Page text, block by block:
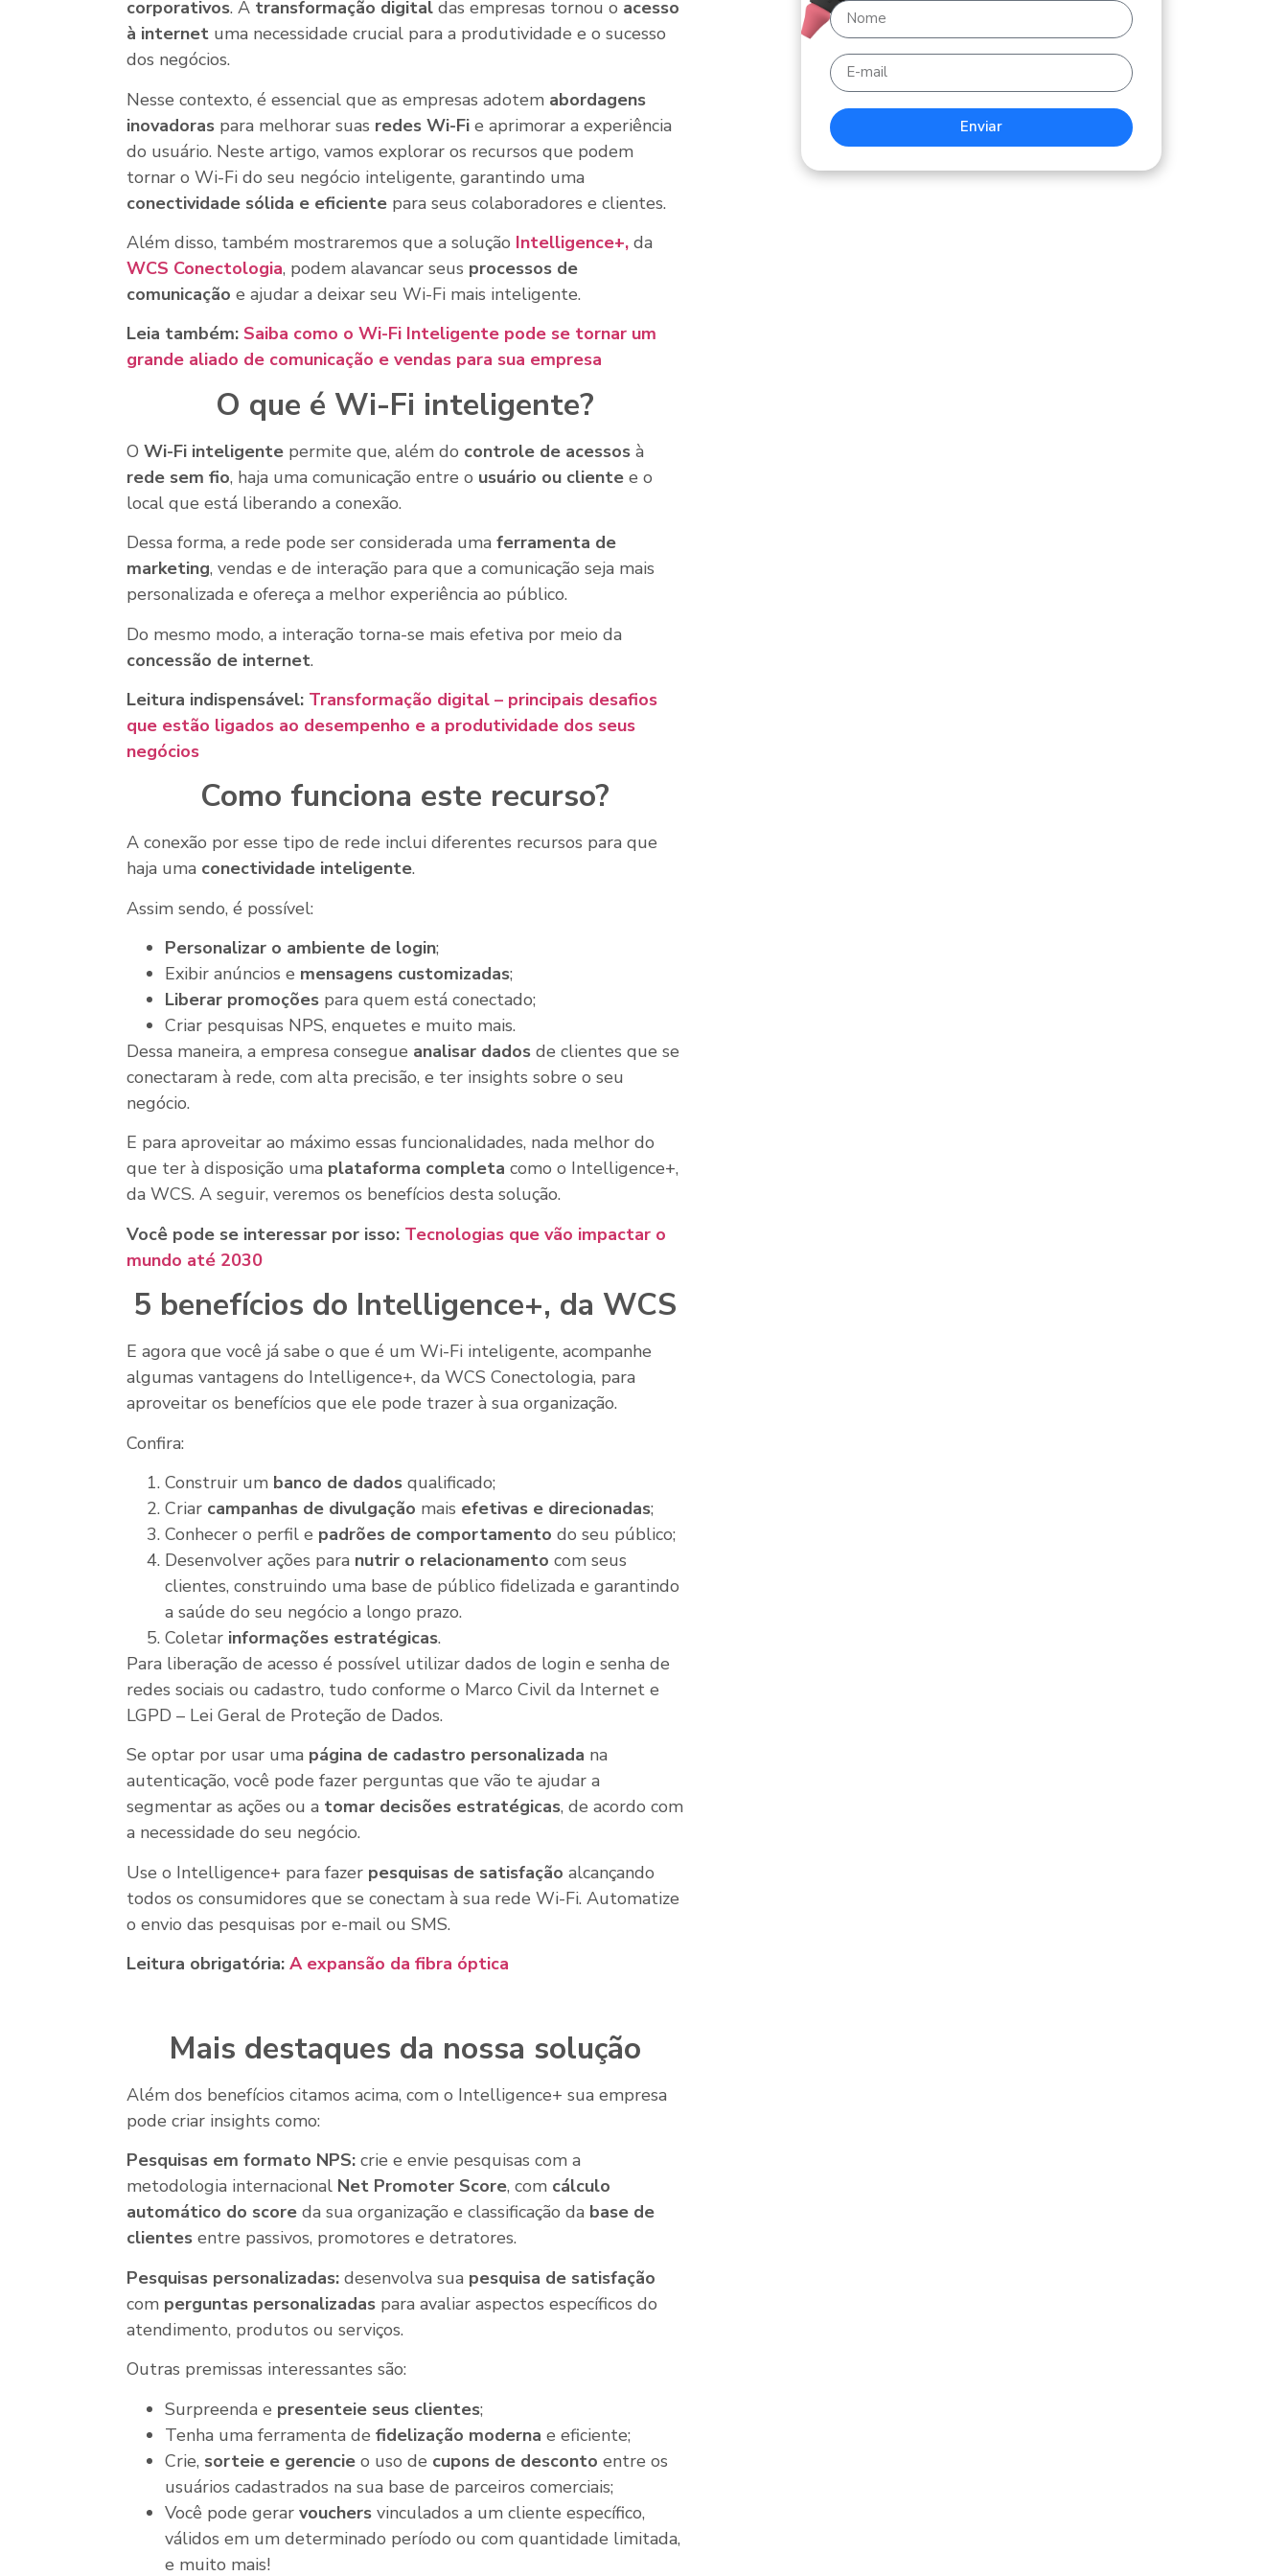
corporativos. A transformação digital das empresas tornou o acesso
à internet uma necessidade crucial para a produtividade e o sucesso
dos negócios.
Nesse contexto, é essencial que as empresas adotem abordagens
inovadoras para melhorar suas redes Wi-Fi e aprimorar a experiência
do usuário. Neste artigo, vamos explorar os recursos que podem
tornar o Wi-Fi do seu negócio inteligente, garantindo uma
conectividade sólida e eficiente para seus colaboradores e clientes.
Além disso, também mostraremos que a solução Intelligence+, da
WCS Conectologia, podem alavancar seus processos de
comunicação e ajudar a deixar seu Wi-Fi mais inteligente.
Leia também: Saiba como o Wi-Fi Inteligente pode se tornar um
grande aliado de comunicação e vendas para sua empresa
O que é Wi-Fi inteligente?
O Wi-Fi inteligente permite que, além do controle de acessos à
rede sem fio, haja uma comunicação entre o usuário ou cliente e o
local que está liberando a conexão.
Dessa forma, a rede pode ser considerada uma ferramenta de
marketing, vendas e de interação para que a comunicação seja mais
personalizada e ofereça a melhor experiência ao público.
Do mesmo modo, a interação torna-se mais efetiva por meio da
concessão de internet.
Leitura indispensável: Transformação digital – principais desafios
que estão ligados ao desempenho e a produtividade dos seus
negócios
Como funciona este recurso?
A conexão por esse tipo de rede inclui diferentes recursos para que
haja uma conectividade inteligente.
Assim sendo, é possível:
Personalizar o ambiente de login;
Exibir anúncios e mensagens customizadas;
Liberar promoções para quem está conectado;
Criar pesquisas NPS, enquetes e muito mais.
Dessa maneira, a empresa consegue analisar dados de clientes que se
conectaram à rede, com alta precisão, e ter insights sobre o seu
negócio.
E para aproveitar ao máximo essas funcionalidades, nada melhor do
que ter à disposição uma plataforma completa como o Intelligence+,
da WCS. A seguir, veremos os benefícios desta solução.
Você pode se interessar por isso: Tecnologias que vão impactar o
mundo até 2030
5 benefícios do Intelligence+, da WCS
E agora que você já sabe o que é um Wi-Fi inteligente, acompanhe
algumas vantagens do Intelligence+, da WCS Conectologia, para
aproveitar os benefícios que ele pode trazer à sua organização.
Confira:
Construir um banco de dados qualificado;
Criar campanhas de divulgação mais efetivas e direcionadas;
Conhecer o perfil e padrões de comportamento do seu público;
Desenvolver ações para nutrir o relacionamento com seus
clientes, construindo uma base de público fidelizada e garantindo
a saúde do seu negócio a longo prazo.
Coletar informações estratégicas.
Para liberação de acesso é possível utilizar dados de login e senha de
redes sociais ou cadastro, tudo conforme o Marco Civil da Internet e
LGPD – Lei Geral de Proteção de Dados.
Se optar por usar uma página de cadastro personalizada na
autenticação, você pode fazer perguntas que vão te ajudar a
segmentar as ações ou a tomar decisões estratégicas, de acordo com
a necessidade do seu negócio.
Use o Intelligence+ para fazer pesquisas de satisfação alcançando
todos os consumidores que se conectam à sua rede Wi-Fi. Automatize
o envio das pesquisas por e-mail ou SMS.
Leitura obrigatória: A expansão da fibra óptica
Mais destaques da nossa solução
Além dos benefícios citamos acima, com o Intelligence+ sua empresa
pode criar insights como:
Pesquisas em formato NPS: crie e envie pesquisas com a
metodologia internacional Net Promoter Score, com cálculo
automático do score da sua organização e classificação da base de
clientes entre passivos, promotores e detratores.
Pesquisas personalizadas: desenvolva sua pesquisa de satisfação
com perguntas personalizadas para avaliar aspectos específicos do
atendimento, produtos ou serviços.
Outras premissas interessantes são:
Surpreenda e presenteie seus clientes;
Tenha uma ferramenta de fidelização moderna e eficiente;
Crie, sorteie e gerencie o uso de cupons de desconto entre os
usuários cadastrados na sua base de parceiros comerciais;
Você pode gerar vouchers vinculados a um cliente específico,
válidos em um determinado período ou com quantidade limitada,
e muito mais!
Enviar